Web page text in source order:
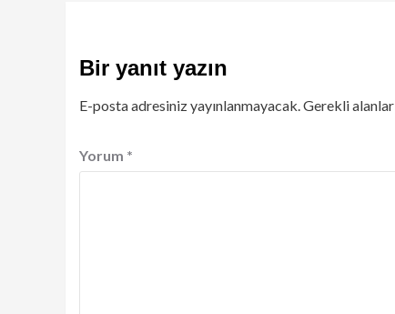
Bir yanıt yazın
E-posta adresiniz yayınlanmayacak.Gerekli alanlar
Yorum *